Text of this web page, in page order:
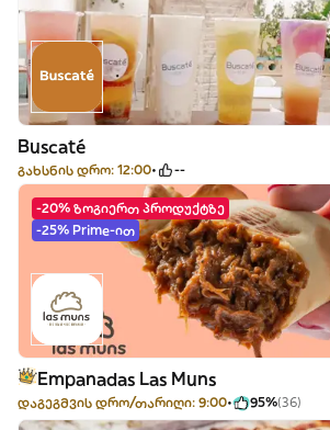
Buscaté
გახსნის დრო: 12:00 --
-20% ზოგიერთ პროდუქტზე
-25% Prime-ით
Empanadas Las Muns
დაგეგმვის დრო/თარიღი: 9:00 95%(36)